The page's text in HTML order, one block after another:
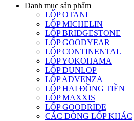
Danh mục sản phẩm
LỐP OTANI
LỐP MICHELIN
LỐP BRIDGESTONE
LỐP GOODYEAR
LỐP CONTINENTAL
LỐP YOKOHAMA
LỐP DUNLOP
LỐP ADVENZA
LỐP HAI ĐỒNG TIỀN
LỐP MAXXIS
LỐP GOODRIDE
CÁC DÒNG LỐP KHÁC